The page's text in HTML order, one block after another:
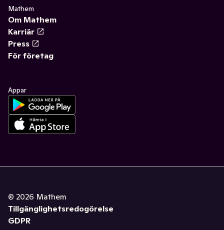
Mathem
Om Mathem
Karriär
Press
För företag
Appar
© 2026 Mathem
Tillgänglighetsredogörelse
GDPR